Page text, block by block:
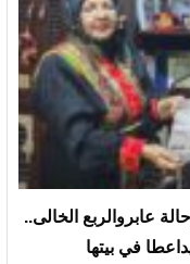
عابروالربع الخالى..
في بيتها